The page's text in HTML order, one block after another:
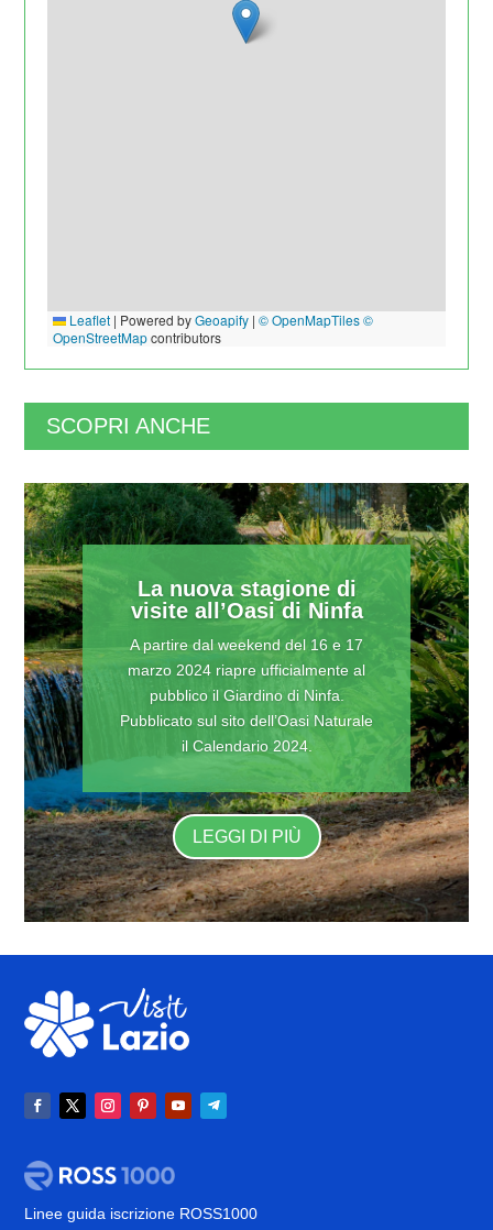
Leaflet | Powered byGeoapify |© OpenMapTiles ©
OpenStreetMapcontributors
SCOPRI ANCHE
La nuova stagione di
visite all’Oasi di Ninfa
A partire dal weekend del 16 e 17
marzo 2024 riapre ufficialmente al
pubblico il Giardino di Ninfa.
Pubblicato sul sito dell’Oasi Naturale
il Calendario 2024.
LEGGI DI PIÙ
Linee guida iscrizione ROSS1000